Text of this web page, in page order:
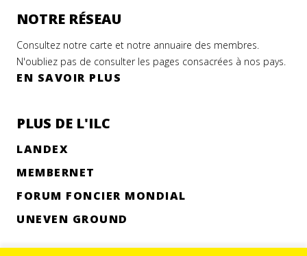
NOTRE RÉSEAU
Consultez notre carte et notre annuaire des membres.
N'oubliez pas de consulter les pages consacrées à nos pays.
EN SAVOIR PLUS
PLUS DE L'ILC
LANDEX
MEMBERNET
FORUM FONCIER MONDIAL
UNEVEN GROUND